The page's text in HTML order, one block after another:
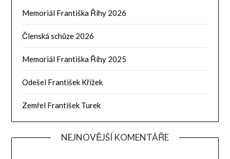
Memoriál Františka Říhy 2026
Členská schůze 2026
Memoriál Františka Říhy 2025
Odešel František Křížek
Zemřel František Turek
NEJNOVĚJŠÍ KOMENTÁŘE